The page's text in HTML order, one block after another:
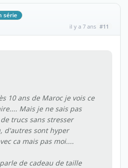
série
il y a 7 ans #11
10 ans de Maroc je vois ce
Mais je ne sais pas
trucs sans stresser
d'autres sont hyper
ca mais pas moi....
de cadeau de taille